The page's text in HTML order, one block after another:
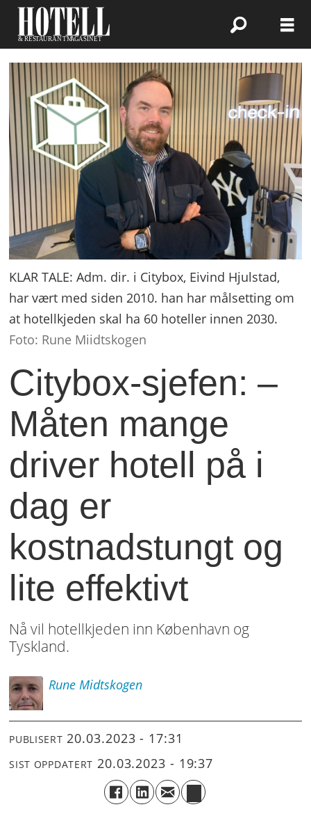
KLAR TALE: Adm. dir. i Citybox, Eivind Hjulstad,
har vært med siden 2010. han har målsetting om
at hotellkjeden skal ha 60 hoteller innen 2030.
Foto: Rune Miidtskogen
Citybox-sjefen: –
Måten mange
driver hotell på i
dag er
kostnadstungt og
lite effektivt
Nå vil hotellkjeden inn København og
Tyskland.
Rune Midtskogen
PUBLISERT 20.03.2023 - 17:31
SIST OPPDATERT 20.03.2023 - 19:37